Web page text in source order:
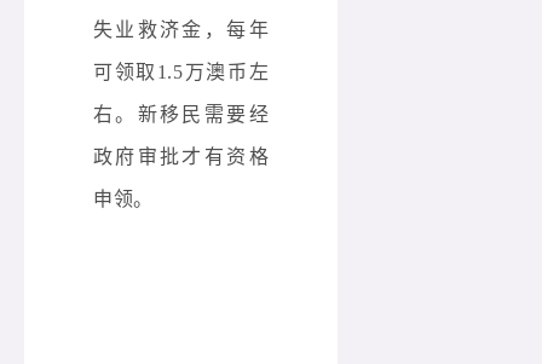
失业救济金，每年
可领取1.5万澳币左
右。 新移民需要经
政府审批才有资格
申领。